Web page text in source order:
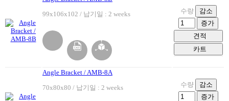
99x106x102 / 납기일 : 2 weeks
수량
감소
증가
견적
카트
Angle Bracket / AMB-8A
70x80x80 / 납기일 : 2 weeks
수량
감소
증가